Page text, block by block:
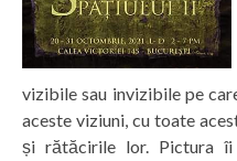
vizibile sau invizibile pe
aceste viziuni, cu toate
și rătăcirile lor. Pictura